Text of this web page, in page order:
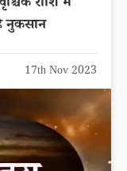
नुकसान
17th Nov 2023